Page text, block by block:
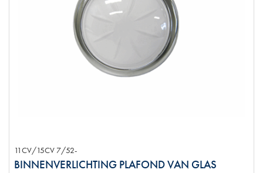
11CV/15CV 7/52-
BINNENVERLICHTING PLAFOND VAN GLAS